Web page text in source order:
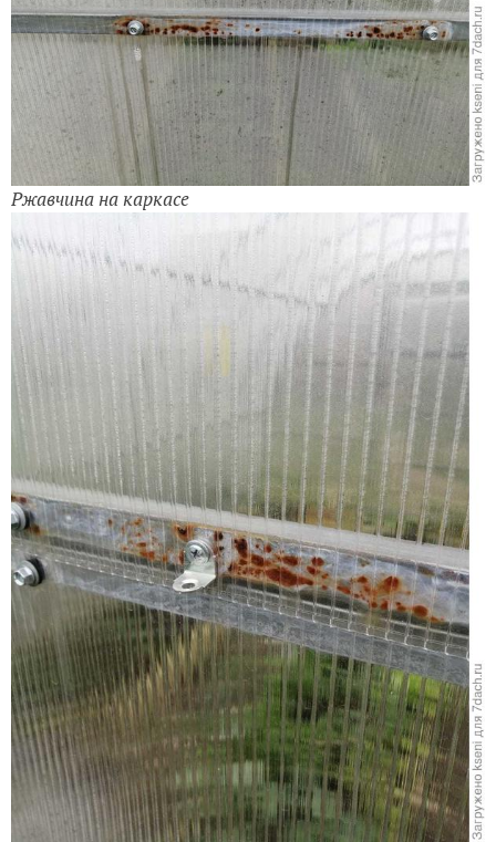
Ржавчина на каркасе